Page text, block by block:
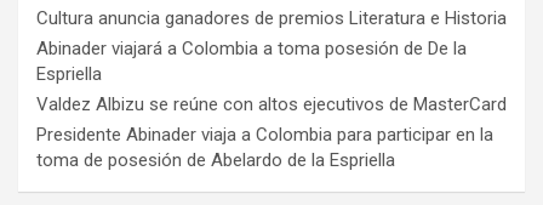
Cultura anuncia ganadores de premios Literatura e Historia
Abinader viajará a Colombia a toma posesión de De la
Espriella
Valdez Albizu se reúne con altos ejecutivos de MasterCard
Presidente Abinader viaja a Colombia para participar en la
toma de posesión de Abelardo de la Espriella